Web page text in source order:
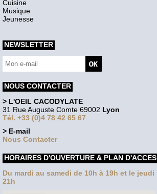
Cuisine
Musique
Jeunesse
NEWSLETTER
NOUS CONTACTER
> L'OEIL CACODYLATE
31 Rue Auguste Comte 69002 Lyon
Tél. +33 (0)4 78 42 65 67
> E-mail
Nous Contacter
HORAIRES D'OUVERTURE & PLAN D'ACCES
Du mardi au samedi de 10h à 19h et le jeudi
21h